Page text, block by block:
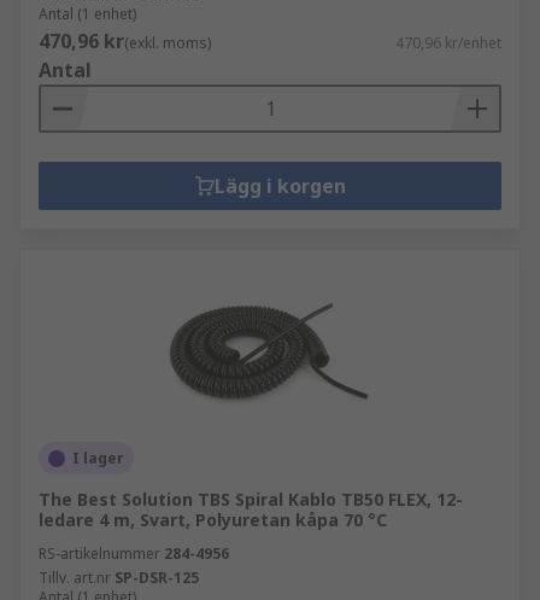
Antal (1 enhet)
470,96 kr(exkl. moms) 470,96 kr/enhet
Antal
Lägg i korgen
I lager
The Best Solution TBS Spiral Kablo TB50 FLEX, 12-
ledare 4 m, Svart, Polyuretan kåpa 70 °C
RS-artikelnummer 284-4956
Tillv. art.nr SP-DSR-125